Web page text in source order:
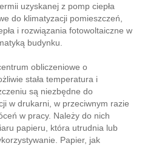
uzyskanej z pomp ciepła
do klimatyzacji pomieszczeń,
i rozwiązania fotowoltaiczne w
budynku.
obliczeniowe o
stała temperatura i
są niezbędne do
w drukarni, w przeciwnym razie
w pracy. Należy do nich
papieru, która utrudnia lub
Papier, jak